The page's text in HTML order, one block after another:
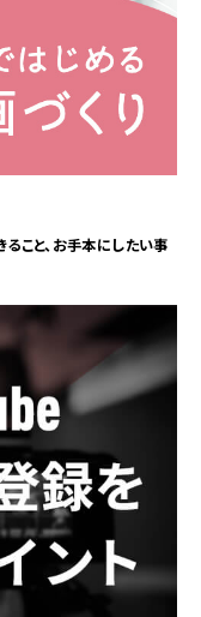
こと、お手本にしたい事